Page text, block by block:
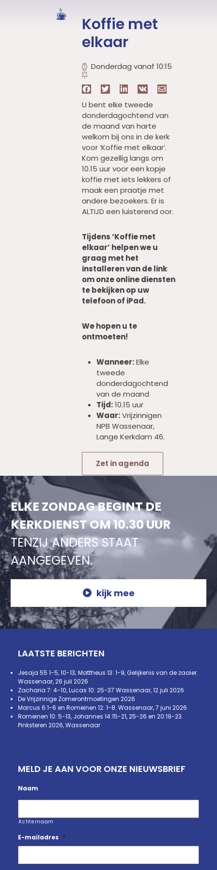
Koffie met
elkaar
Donderdag vanaf 10:15
U bent elke tweede
donderdagochtend van
de maand van harte
welkom bij ons in de kerk
voor ‘Koffie met elkaar’.
Kom gezellig langs om
10.15 uur voor een kopje
koffie met iets lekkers of
maak een praatje met
andere bezoekers. Er is
ALTIJD een luisterend oor.
Tijdens ‘Koffie met
elkaar’ helpen we u
graag met het
installeren van de link
om onze online diensten
te bekijken op uw
telefoon of iPad.
We hopen u te
ontmoeten!
Wanneer:Elke
tweede
donderdagochtend
van de maand
Tijd:10.15 uur
Waar:Vrijzinnigen
NPB Wassenaar,
Lange Kerkdam 46.
Zet in agenda
ELKE ZONDAG BEGINT DE
KERKDIENST OM 10.30 UUR
TENZIJ ANDERS STAAT
AANGEGEVEN.
kijk mee
LAATSTE BERICHTEN
Jesaja 55 1-5, 10-13; Mattheus 13: 1-9, Gelijkenis van de zaaier.
Wassenaar, 26 juli 2026
Zacharia 7: 4-10, Lucas 10: 25-37 Wassenaar, 12 juli 2026
De Vrijzinnige Zomerontmoetingen 2026
Marcus 6:1-6 en Romeinen 12: 1-8. Wassenaar, 7 juni 2026
Romeinen 10: 5-13, Johannes 14:15-21, 25-26 en 20:19-23.
Pinksteren 2026, Wassenaar
MELD JE AAN VOOR ONZE NIEUWSBRIEF
Naam
Achternaam
E-mailadres *